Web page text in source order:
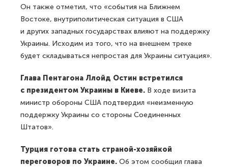
Он также отметил, что «события на Ближнем
Востоке, внутриполитическая ситуация в США
и других западных государствах влияют на поддержку
Украины. Исходим из того, что на внешнем треке
будет складываться непростая для Украины ситуация».
Глава Пентагона Ллойд Остин встретился
с президентом Украины в Киеве. В ходе визита
министр обороны США подтвердил «неизменную
поддержку Украины со стороны Соединенных
Штатов».
Турция готова стать страной-хозяйкой
переговоров по Украине. Об этом сообщил глава